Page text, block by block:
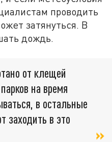
проводить
затянуться. В
дождь.
от клещей
на время
в остальные
заходить в это